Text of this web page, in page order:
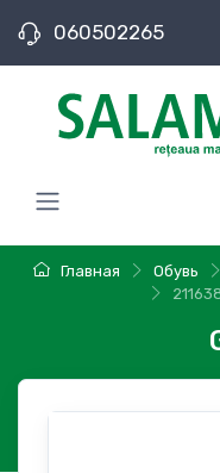
060502265
Главная Обувь